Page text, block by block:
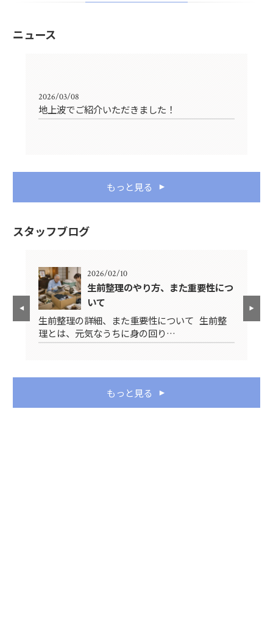
ニュース
2026/03/08
地上波でご紹介いただきました！
もっと見る
スタッフブログ
2026/02/10
生前整理のやり方、また重要性につ
いて
生前整理の詳細、また重要性について 生前整
理とは、元気なうちに身の回り…
もっと見る